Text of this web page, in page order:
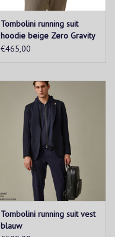
Tombolini running suit
hoodie beige Zero Gravity
€465,00
Tombolini running suit vest
blauw